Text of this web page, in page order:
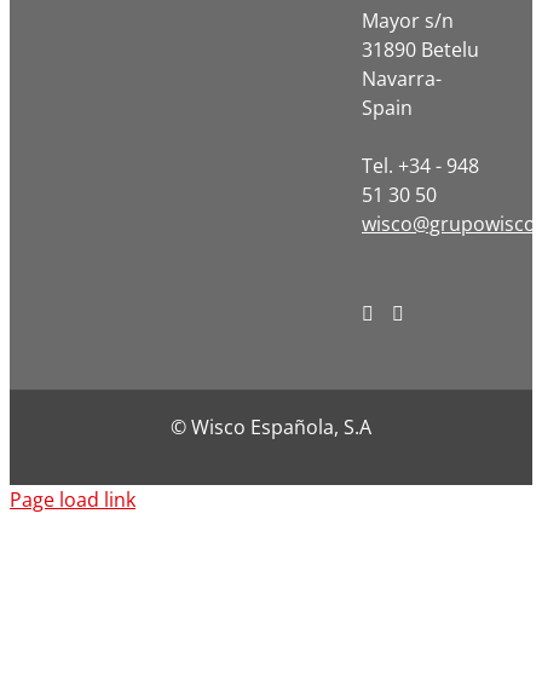
Mayor s/n
31890 Betelu
Navarra-
Spain
Tel. +34 - 948
51 30 50
© Wisco Española, S.A
Page load link